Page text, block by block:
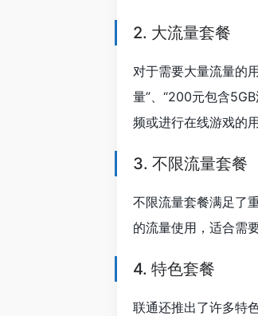
2. 大流量套餐
对于需要大量流量的
量”、“200元包含
频或进行在线游戏的用
3. 不限流量套餐
不限流量套餐满足了
的流量使用，适合需
4. 特色套餐
联通还推出了许多特